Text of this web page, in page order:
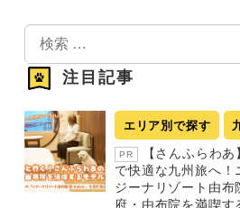
検
索
注目記事
エリア別で探す
PR
【さんふらわ
で快適な九州旅へ！
ジーナリゾート由
府・由布院を満喫す